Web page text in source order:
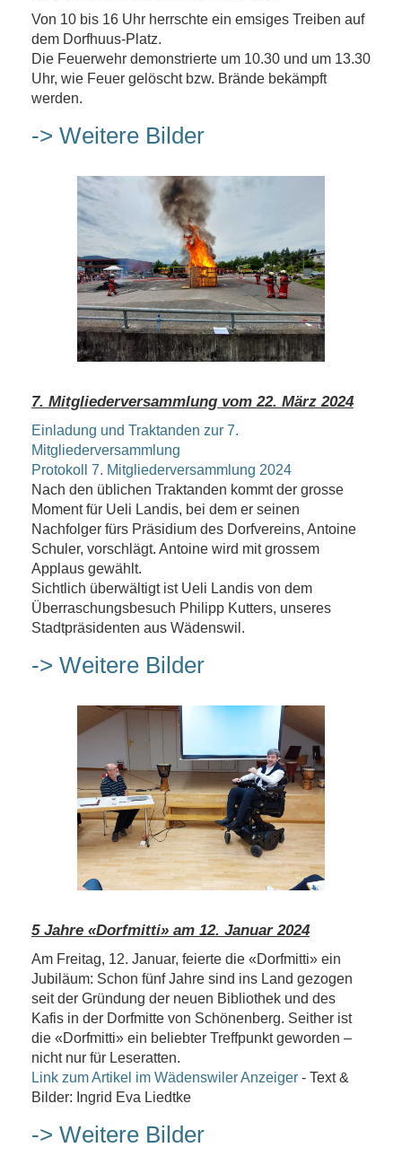
Von 10 bis 16 Uhr herrschte ein emsiges Treiben auf
dem Dorfhuus-Platz.
Die Feuerwehr demonstrierte um 10.30 und um 13.30
Uhr, wie Feuer gelöscht bzw. Brände bekämpft
werden.
-> Weitere Bilder
7. Mitgliederversammlung vom 22. März 2024
Einladung und Traktanden zur 7.
Mitgliederversammlung
Protokoll 7. Mitgliederversammlung 2024
Nach den üblichen Traktanden kommt der grosse
Moment für Ueli Landis, bei dem er seinen
Nachfolger fürs Präsidium des Dorfvereins, Antoine
Schuler, vorschlägt. Antoine wird mit grossem
Applaus gewählt.
Sichtlich überwältigt ist Ueli Landis von dem
Überraschungsbesuch Philipp Kutters, unseres
Stadtpräsidenten aus Wädenswil.
-> Weitere Bilder
5 Jahre «Dorfmitti» am 12. Januar 2024
Am Freitag, 12. Januar, feierte die «Dorfmitti» ein
Jubiläum: Schon fünf Jahre sind ins Land gezogen
seit der Gründung der neuen Bibliothek und des
Kafis in der Dorfmitte von Schönenberg. Seither ist
die «Dorfmitti» ein beliebter Treffpunkt geworden –
nicht nur für Leseratten.
Link zum Artikel im Wädenswiler Anzeiger - Text &
Bilder: Ingrid Eva Liedtke
-> Weitere Bilder